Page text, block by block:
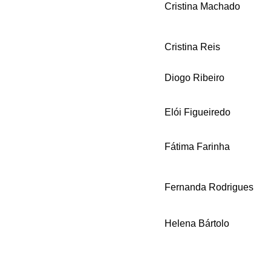
Cristina Machado
Cristina Reis
Diogo Ribeiro
Elói Figueiredo
Fátima Farinha
Fernanda Rodrigues
Helena Bártolo